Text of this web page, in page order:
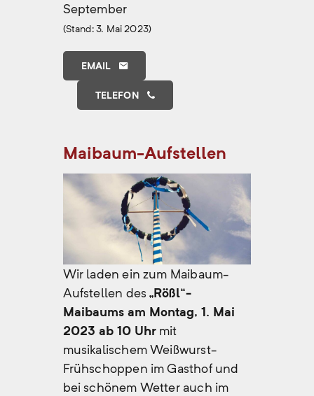
September
(Stand: 3. Mai 2023)
EMAIL
TELEFON
Maibaum-Aufstellen
Wir laden ein zum Maibaum-
Aufstellen des„Rößl“-
Maibaums am Montag, 1. Mai
2023 ab 10 Uhrmit
musikalischem Weißwurst-
Frühschoppen im Gasthof und
bei schönem Wetter auch im